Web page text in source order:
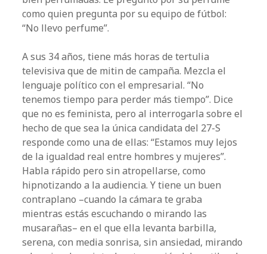
como quien pregunta por su equipo de fútbol:
“No llevo perfume”.
A sus 34 años, tiene más horas de tertulia
televisiva que de mitin de campaña. Mezcla el
lenguaje político con el empresarial. “No
tenemos tiempo para perder más tiempo”. Dice
que no es feminista, pero al interrogarla sobre el
hecho de que sea la única candidata del 27-S
responde como una de ellas: “Estamos muy lejos
de la igualdad real entre hombres y mujeres”.
Habla rápido pero sin atropellarse, como
hipnotizando a la audiencia. Y tiene un buen
contraplano –cuando la cámara te graba
mientras estás escuchando o mirando las
musarañas– en el que ella levanta barbilla,
serena, con media sonrisa, sin ansiedad, mirando